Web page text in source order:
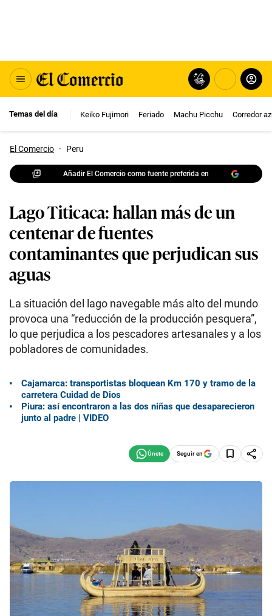
Temas del día Keiko Fujimori Feriado Machu Picchu Corredor
El Comercio · Peru
Añadir El Comercio como fuente preferida en
Lago Titicaca: hallan más de un
centenar de fuentes
contaminantes que perjudican sus
aguas
La situación del lago navegable más alto del mundo
provoca una “reducción de la producción pesquera”,
lo que perjudica a los pescadores artesanales y a los
pobladores de comunidades.
Cajamarca: transportistas bloquean Km 170 y tramo de la
carretera Cuidad de Dios
Piura: así encontraron a las dos niñas que desaparecieron
junto al padre | VIDEO
Seguir en